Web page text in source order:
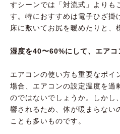
すシーンでは「対流式」よりも
す。特におすすめは電子ひざ掛
床に敷いてお尻を暖めたりと、
湿度を40〜60%にして、エアコ
エアコンの使い方も重要なポイ
場合、エアコンの設定温度を過
のではないでしょうか。しかし
響されるため、体が暖まらない
ことも多いものです。